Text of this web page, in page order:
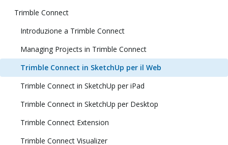
Trimble Connect
Introduzione a Trimble Connect
Managing Projects in Trimble Connect
Trimble Connect in SketchUp per il Web
Trimble Connect in SketchUp per iPad
Trimble Connect in SketchUp per Desktop
Trimble Connect Extension
Trimble Connect Visualizer